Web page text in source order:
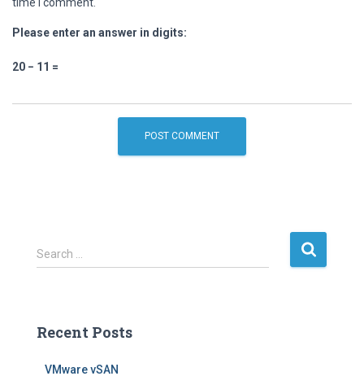
Please enter an answer in digits:
20 − 11 =
S
e
h
Search …
Recent Posts
VMware vSAN